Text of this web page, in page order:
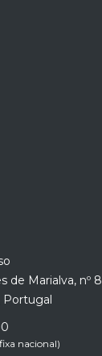
de Marialva, nº 8
Portugal
nacional)